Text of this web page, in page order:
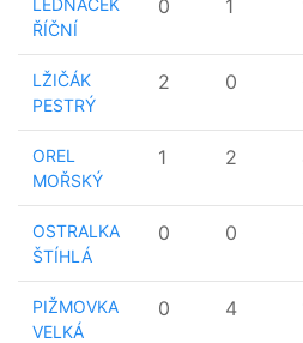
LEDNÁČEK
ŘÍČNÍ
0 1
LŽIČÁK
PESTRÝ
2 0
OREL
MOŘSKÝ
1 2
OSTRALKA
ŠTÍHLÁ
0 0
PIŽMOVKA
VELKÁ
0 4